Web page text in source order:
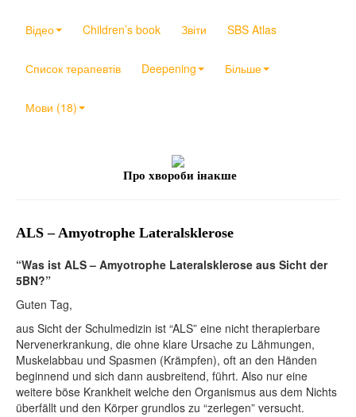
Відео Children’s book Звіти SBS Atlas
Список терапевтів Deepening Більше
Мови (18)
Про хвороби інакше
ALS – Amyotrophe Lateralsklerose
“Was ist ALS – Amyotrophe Lateralsklerose aus Sicht der
5BN?”
Guten Tag,
aus Sicht der Schulmedizin ist “ALS” eine nicht therapierbare
Nervenerkrankung, die ohne klare Ursache zu Lähmungen,
Muskelabbau und Spasmen (Krämpfen), oft an den Händen
beginnend und sich dann ausbreitend, führt. Also nur eine
weitere böse Krankheit welche den Organismus aus dem Nichts
überfällt und den Körper grundlos zu “zerlegen” versucht.